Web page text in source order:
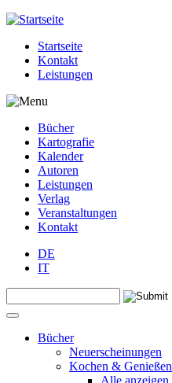
Jump to navigation
Startseite
Kontakt
Leistungen
Bücher
Kartografie
Kalender
Autoren
Leistungen
Verlag
Veranstaltungen
Kontakt
DE
IT
Suchformular
Bücher
Neuerscheinungen
Kochen & Genießen
Alle anzeigen